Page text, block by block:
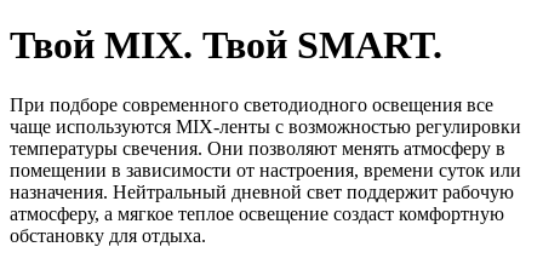
Твой MIX. Твой SMART.
При подборе современного светодиодного освещения все
чаще используются MIX-ленты с возможностью регулировки
температуры свечения. Они позволяют менять атмосферу в
помещении в зависимости от настроения, времени суток или
назначения. Нейтральный дневной свет поддержит рабочую
атмосферу, а мягкое теплое освещение создаст комфортную
обстановку для отдыха.